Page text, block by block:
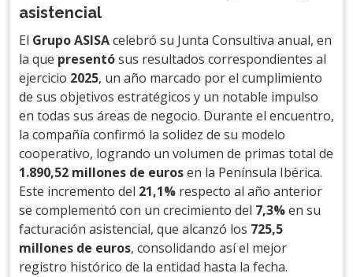
asistencial
El Grupo ASISAcelebró su Junta Consultiva anual, en
la que presentósus resultados correspondientes al
ejercicio 2025, un año marcado por el cumplimiento
de sus objetivos estratégicos y un notable impulso
en todas sus áreas de negocio. Durante el encuentro,
la compañía confirmó la solidez de su modelo
cooperativo, logrando un volumen de primas total de
1.890,52 millones de eurosen la Península Ibérica.
Este incremento del 21,1% respecto al año anterior
se complementó con un crecimiento del 7,3%en su
facturación asistencial, que alcanzó los 725,5
millones de euros, consolidando así el mejor
registro histórico de la entidad hasta la fecha.